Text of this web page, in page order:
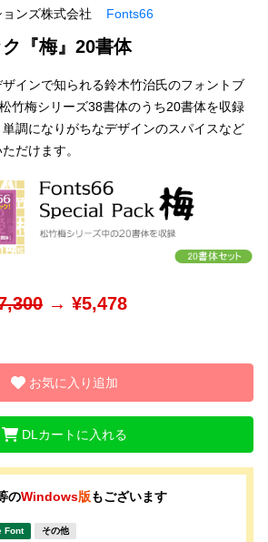
行書体
勘亭流
すべてを表示
ンズ株式会社 Fonts66
『梅』20書体
ザインで知られる鈴木竹治氏のフォントブ
竹梅シリーズ38書体のうち20書体を収録
調になりがちなデザインのスパイスなど
だけます。
→ ¥5,478
お気に入り追加
DLカートに入れる
のWindows版もございます
Font その他